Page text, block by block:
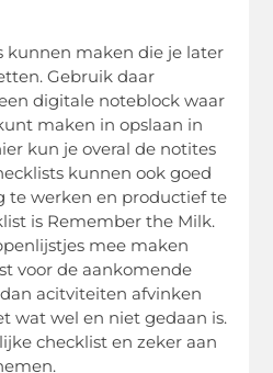
kunnen maken die je later
Gebruik daar
digitale noteblock waar
maken in opslaan in
kun je overal de notites
kunnen ook goed
te werken en productief te
is Remember the Milk.
mee maken
voor de aankomende
acitviteiten afvinken
wat wel en niet gedaan is.
checklist en zeker aan